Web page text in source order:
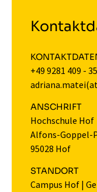
+49 9281 409 -
ANSCHRIFT
Hochschule Hof
Alfons-Goppel-
95028 Hof
STANDORT
Campus Hof |